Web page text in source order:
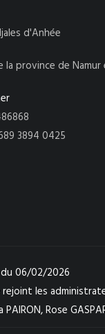
d'Anhée
la province de Namur
3894 0425
06/02/2026
rejoint les
Rose